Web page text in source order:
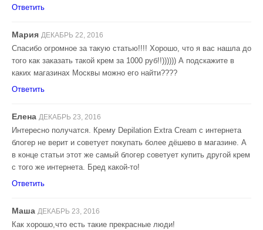
Ответить
Мария ДЕКАБРЬ 22, 2016
Спасибо огромное за такую статью!!!! Хорошо, что я вас нашла до
того как заказать такой крем за 1000 руб!!)))))) А подскажите в
каких магазинах Москвы можно его найти????
Ответить
Елена ДЕКАБРЬ 23, 2016
Интересно получатся. Крему Depilation Extra Cream с интернета
блогер не верит и советует покупать более дёшево в магазине. А
в конце статьи этот же самый блогер советует купить другой крем
с того же интернета. Бред какой-то!
Ответить
Маша ДЕКАБРЬ 23, 2016
Как хорошо,что есть такие прекрасные люди!